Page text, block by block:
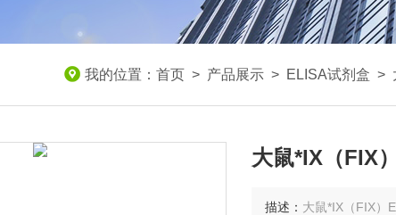
我的位置： 首页 > 产品展示 > ELISA试剂盒 >
大鼠*IX（FIX
描述： 大鼠*IX（FIX）